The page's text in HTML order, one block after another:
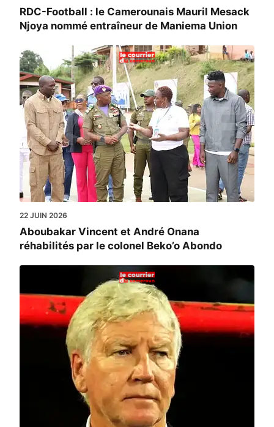
RDC-Football : le Camerounais Mauril Mesack
Njoya nommé entraîneur de Maniema Union
22 JUIN 2026
Aboubakar Vincent et André Onana
réhabilités par le colonel Beko’o Abondo